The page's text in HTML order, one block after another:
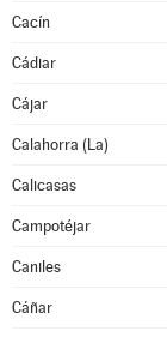
Cacín
Cádiar
Cájar
Calahorra (La)
Calicasas
Campotéjar
Caniles
Cáñar